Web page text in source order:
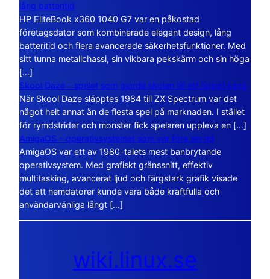
lång batteritid
HP EliteBook x360 1040 G7 var en påkostad
företagsdator som kombinerade elegant design, lång
batteritid och flera avancerade säkerhetsfunktioner. Med
sitt tunna metallchassi, sin vikbara pekskärm och sin höga
[…]
Skool Daze – spelet som gjorde skolan till ett öppet kaos
När Skool Daze släpptes 1984 till ZX Spectrum var det
något helt annat än de flesta spel på marknaden. I stället
för rymdstrider och monster fick spelaren uppleva en […]
AmigaOS – operativsystemet som var före sin tid
AmigaOS var ett av 1980-talets mest banbrytande
operativsystem. Med grafiskt gränssnitt, effektiv
multitasking, avancerat ljud och färgstark grafik visade
det att hemdatorer kunde vara både kraftfulla och
användarvänliga långt […]
wiki.linux.se